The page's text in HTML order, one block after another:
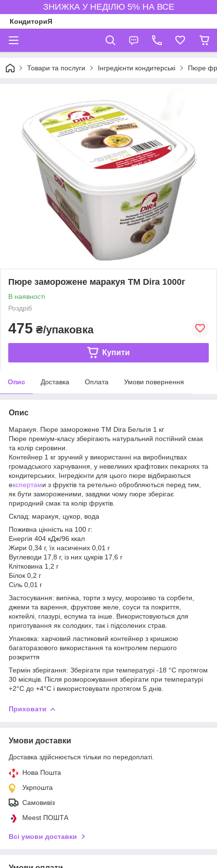
ЗНИЖКА У НЕДІЛЮ 5% НА ВСЕ
КондиториЯ
Товари та послуги Інгредієнти кондитерські Пюре
Пюре заморожене маракуя TM Dira 1000г
В наявності
Роздріб
475 ₴/упаковка
Купити
Опис Доставка Оплата Умови повернення
Опис
Маракуя. Пюре заморожене TM Dira Бельгія 1 кг
Пюре преміум-класу зберігають натуральний постійний смак
та колір сировини.
Контейнер 1 кг зручний у використанні на виробництвах
громадського харчування, у невеликих крафтових пекарнях та
кондитерських. Інгредієнти для цього пюре відбираються
експертами з фруктів та ретельно обробляються перед тим,
як бути замороженими, завдяки чому пюре зберігає
природний смак та колір фруктів.
Склад: маракуя, цукор, вода
Поживна цінність на 100 г:
Енергія 404 кДж/96 ккал
Жири 0,34 г, їх насичених 0,01 г
Вуглеводи 17,8 г, із них цукрів 17,6 г
Клітковина 1,2 г
Білок 0,2 г
Сіль 0,01 г
Застосування: випічка, торти з мусу, морозиво та сорбети,
джеми та варення, фруктове желе, соуси та покриття,
коктейлі, глазурі, еспума та інше. Використовуються для
приготування як солодких, так і підсолених страв.
Упаковка: харчовий ластиковий контейнер з кришкою
багаторазового використання та контролем першого
розкриття
Термін зберігання: Зберігати при температурі -18 °C протягом
30 місяців. Після розморожування зберігати при температурі
+2°C до +4°C і використовувати протягом 5 днів.
Приховати
Умови доставки
Доставка здійснюється тільки по передоплаті.
Нова Пошта
Укрпошта
Самовивіз
Meest ПОШТА
Всі умови доставки